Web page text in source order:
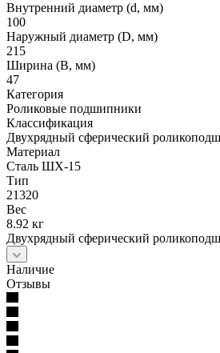
Внутренний диаметр (d, мм)
100
Наружный диаметр (D, мм)
215
Ширина (B, мм)
47
Категория
Роликовые подшипники
Классификация
Двухрядный сферический
Материал
Сталь ШХ-15
Тип
21320
Вес
8.92 кг
Двухрядный сферический
Наличие
Отзывы